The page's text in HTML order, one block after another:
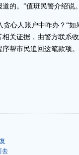
的。”值班民警介绍说。
心人账户中咋办？“如
关证据，由警方联系
帮市民追回这笔款项
去